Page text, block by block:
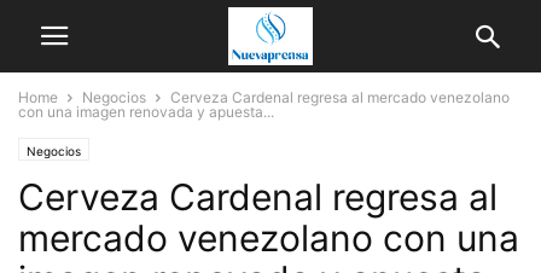
Home Negocios
Cerveza Cardenal regresa al mercado venezolano
con una imagen renovada y apuesta...
Negocios
Cerveza Cardenal regresa al
mercado venezolano con una